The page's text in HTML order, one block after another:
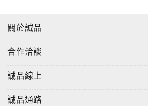
ど、PM合格メソッドをオールインワン!
關於誠品
合作洽談
誠品線上
誠品通路